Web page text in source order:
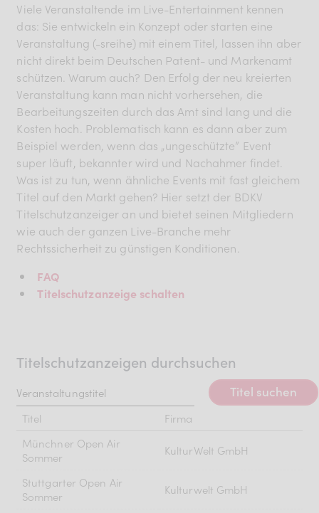
Viele Veranstaltende im Live-Entertainment kennen
das: Sie entwickeln ein Konzept oder starten eine
Veranstaltung (-sreihe) mit einem Titel, lassen ihn aber
nicht direkt beim Deutschen Patent- und Markenamt
schützen. Warum auch? Den Erfolg der neu kreierten
Veranstaltung kann man nicht vorhersehen, die
Bearbeitungszeiten durch das Amt sind lang und die
Kosten hoch. Problematisch kann es dann aber zum
Beispiel werden, wenn das „ungeschützte” Event
super läuft, bekannter wird und Nachahmer findet.
Was ist zu tun, wenn ähnliche Events mit fast gleichem
Titel auf den Markt gehen? Hier setzt der BDKV
Titelschutzanzeiger an und bietet seinen Mitgliedern
wie auch der ganzen Live-Branche mehr
Rechtssicherheit zu günstigen Konditionen.
FAQ
Titelschutzanzeige schalten
Titelschutzanzeigen durchsuchen
Titel suchen
Titel
Firma
Münchner Open Air
Sommer
KulturWelt GmbH
Stuttgarter Open Air
Sommer
Kulturwelt GmbH
BDKV Female Voice